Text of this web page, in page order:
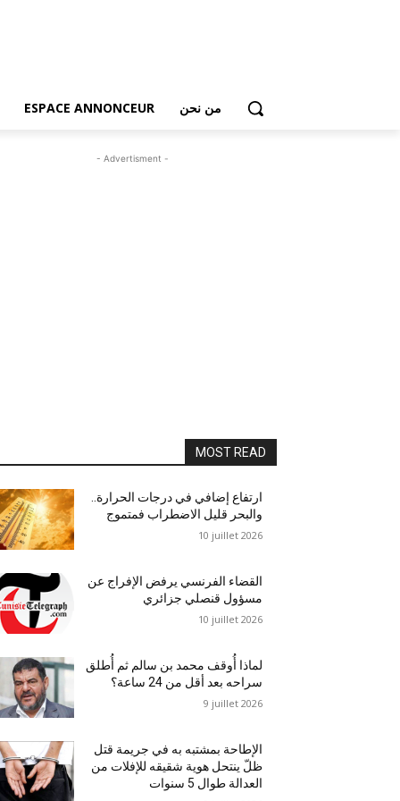
ESPACE ANNONCEUR من نحن
- Advertisment -
MOST READ
ارتفاع إضافي في درجات الحرارة..
والبحر قليل الاضطراب فمتموج
10 juillet 2026
القضاء الفرنسي يرفض الإفراج عن
مسؤول قنصلي جزائري
10 juillet 2026
لماذا أُوقف محمد بن سالم ثم أُطلق
سراحه بعد أقل من 24 ساعة؟
9 juillet 2026
الإطاحة بمشتبه به في جريمة قتل
ظلّ ينتحل هوية شقيقه للإفلات من
العدالة طوال 5 سنوات